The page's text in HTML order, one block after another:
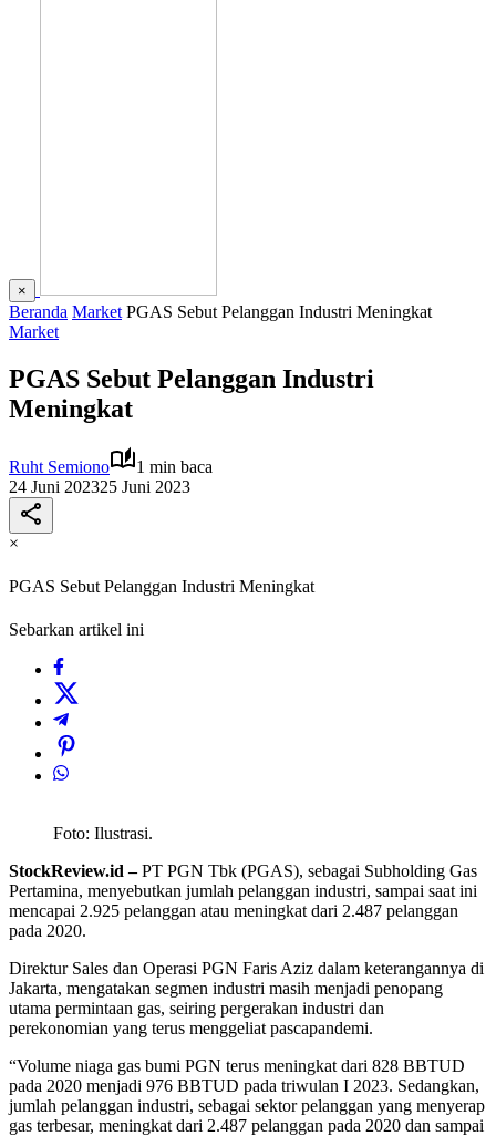
×
Beranda Market PGAS Sebut Pelanggan Industri Meningkat
Market
PGAS Sebut Pelanggan Industri
Meningkat
Ruht Semiono
1 min baca
24 Juni 202325 Juni 2023
×
PGAS Sebut Pelanggan Industri Meningkat
Sebarkan artikel ini
Foto: Ilustrasi.
StockReview.id –PT PGN Tbk (PGAS), sebagai Subholding Gas
Pertamina, menyebutkan jumlah pelanggan industri, sampai saat ini
mencapai 2.925 pelanggan atau meningkat dari 2.487 pelanggan
pada 2020.
Direktur Sales dan Operasi PGN Faris Aziz dalam keterangannya di
Jakarta, mengatakan segmen industri masih menjadi penopang
utama permintaan gas, seiring pergerakan industri dan
perekonomian yang terus menggeliat pascapandemi.
“Volume niaga gas bumi PGN terus meningkat dari 828 BBTUD
pada 2020 menjadi 976 BBTUD pada triwulan I 2023. Sedangkan,
jumlah pelanggan industri, sebagai sektor pelanggan yang menyerap
gas terbesar, meningkat dari 2.487 pelanggan pada 2020 dan sampai